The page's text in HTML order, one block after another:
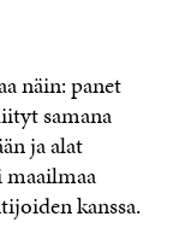
näin: panet
samana
ja alat
kanssa.